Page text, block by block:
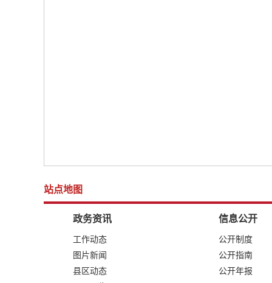
站点地图
政务资讯
工作动态
图片新闻
县区动态
信息公开
公开制度
公开指南
公开年报